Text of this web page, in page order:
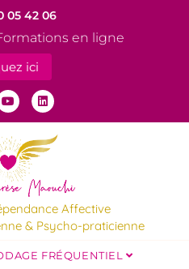
05 42 06
en ligne
ici
Affective
& Psycho-praticienne
FRÉQUENTIEL